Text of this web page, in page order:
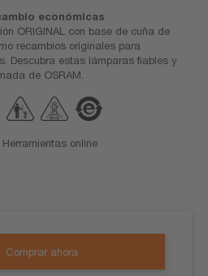
económicas
ORIGINAL con base de cuña de
recambios originales para
Descubra estas lámparas fiables y
de OSRAM.
Herramientas online
Comprar ahora